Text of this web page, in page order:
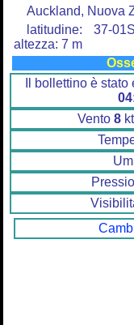
Auckland, Nuova
latitudine: 37-
altezza: 7 m
Il bollettino è stato
Vento 8kt